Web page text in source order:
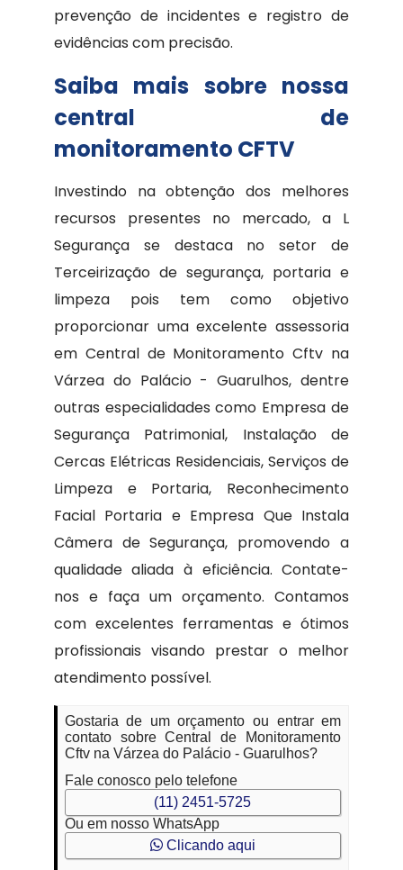
prevenção de incidentes e registro de
evidências com precisão.
Saiba mais sobre nossa
central de
monitoramento CFTV
Investindo na obtenção dos melhores
recursos presentes no mercado, a L
Segurança se destaca no setor de
Terceirização de segurança, portaria e
limpeza pois tem como objetivo
proporcionar uma excelente assessoria
em Central de Monitoramento Cftv na
Várzea do Palácio - Guarulhos, dentre
outras especialidades como Empresa de
Segurança Patrimonial, Instalação de
Cercas Elétricas Residenciais, Serviços de
Limpeza e Portaria, Reconhecimento
Facial Portaria e Empresa Que Instala
Câmera de Segurança, promovendo a
qualidade aliada à eficiência. Contate-
nos e faça um orçamento. Contamos
com excelentes ferramentas e ótimos
profissionais visando prestar o melhor
atendimento possível.
Gostaria de um orçamento ou entrar em
contato sobre Central de Monitoramento
Cftv na Várzea do Palácio - Guarulhos?
Fale conosco pelo telefone
(11) 2451-5725
Ou em nosso WhatsApp
Clicando aqui